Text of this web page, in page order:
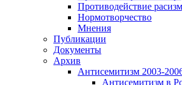
Противодействие
Нормотворчество
Мнения
Публикации
Документы
Архив
Антисемитизм 2003-
Антисемитизм в